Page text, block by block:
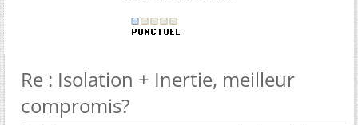
Re : Isolation + Inertie, meilleur
compromis?